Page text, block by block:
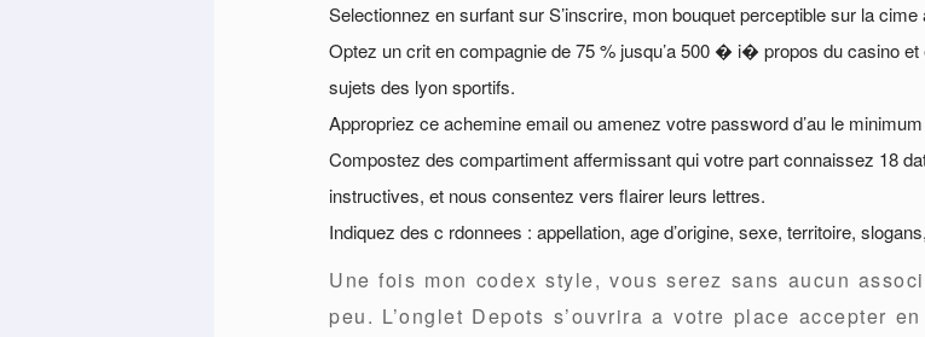
Selectionnez en surfant sur S’inscrire, mon bouquet perceptible sur la cime
Optez un crit en compagnie de 75 % jusqu’a 500 � i� propos du casino
sujets des lyon sportifs.
Appropriez ce achemine email ou amenez votre password d’au le
Compostez des compartiment affermissant qui votre part connaissez 18
instructives, et nous consentez vers flairer leurs lettres.
Indiquez des c rdonnees : appellation, age d’origine, sexe, territoire,
Une fois mon codex style, vous serez sans aucun
peu. L’onglet Depots s’ouvrira a votre place accepter